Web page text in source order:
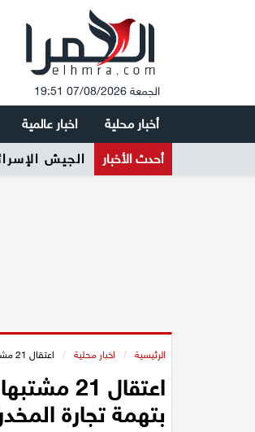
الجمعة 07/08/2026 19:51
أخبار محلية اخبار عالمية
أحدث الأخبار الجيش
الرئيسية / اخبار محلية / اعتقال 21 مشتبها منهم 11 عربيا من وعكا وحيفا كفرياسيف بتهمة تجارة المخدرات وترويجها بين الطلاب الجامعيين
بتهمة تجارة